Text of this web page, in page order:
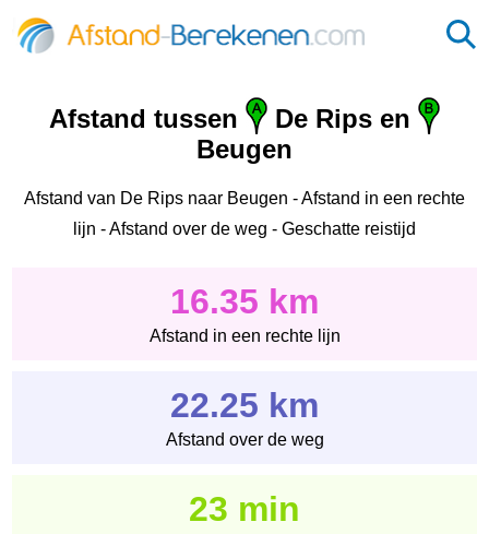
Afstand tussen
De Rips en
Beugen
Afstand van De Rips naar Beugen - Afstand in een rechte
lijn - Afstand over de weg - Geschatte reistijd
16.35 km
Afstand in een rechte lijn
22.25 km
Afstand over de weg
23 min